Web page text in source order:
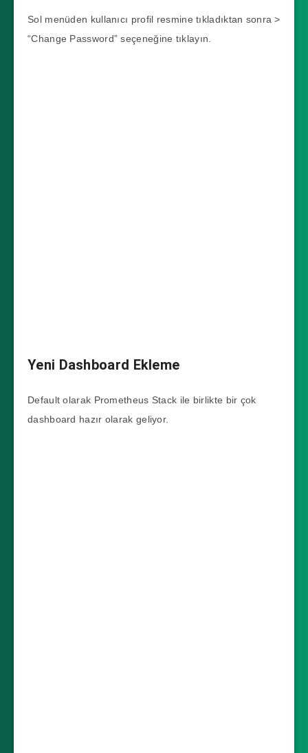
Sol menüden kullanıcı profil resmine tıkladıktan sonra >
“Change Password” seçeneğine tıklayın.
Yeni Dashboard Ekleme
Default olarak Prometheus Stack ile birlikte bir çok
dashboard hazır olarak geliyor.